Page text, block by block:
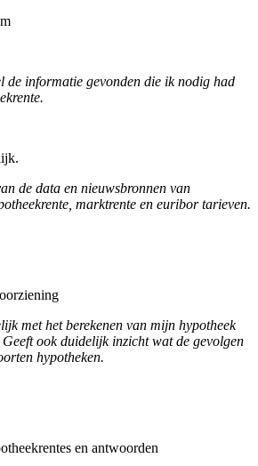
de informatie gevonden die ik nodig had
de data en nieuwsbronnen van
marktrente en euribor tarieven.
met het berekenen van mijn hypotheek
ook duidelijk inzicht wat de gevolgen
hypotheken.
en antwoorden